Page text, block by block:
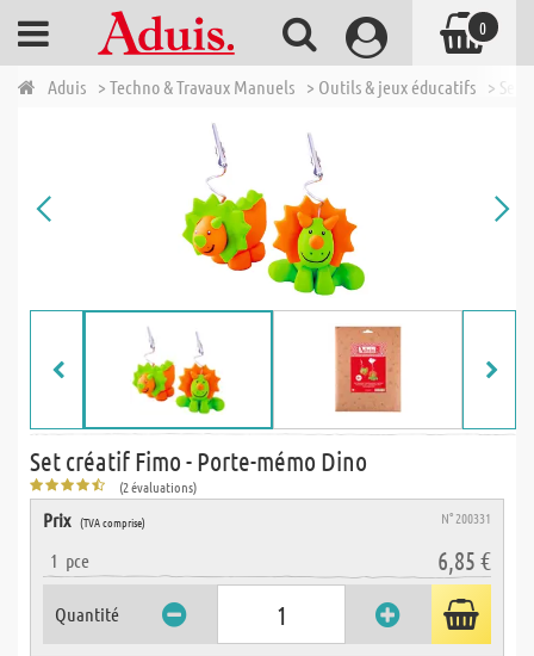
Aduis > Techno & Travaux Manuels > Outils & jeux éducatifs >
Set créatif Fimo - Porte-mémo Dino
(2 évaluations)
Prix (TVA comprise) N° 200331
1 pce 6,85 €
Quantité
0